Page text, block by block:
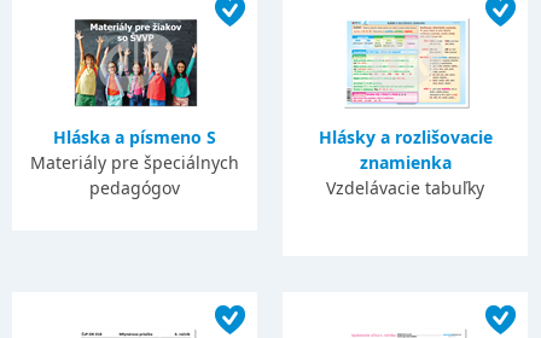
Hláska a písmeno S
Materiály pre špeciálnych
pedagógov
Hlásky a rozlišovacie
znamienka
Vzdelávacie tabuľky